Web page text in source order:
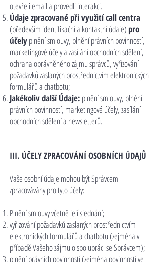
otevřeli email a provedli interakci.
Údaje zpracované při využití call centra
(především identifikační a kontaktní údaje) pro
účelyplnění smlouvy, plnění právních povinností,
marketingové účely a zasílání obchodních sdělení,
ochrana oprávněného zájmu správců, vyřizování
požadavků zaslaných prostřednictvím elektronických
formulářů a chatbotu;
Jakékoliv další Údaje: plnění smlouvy, plnění
právních povinností, marketingové účely, zasílání
obchodních sdělení a newsletterů.
III. ÚČELY ZPRACOVÁNÍ OSOBNÍCH ÚDAJŮ
Vaše osobní údaje mohou být Správcem
zpracovávány pro tyto účely:
Plnění smlouvy včetně její sjednání;
vyřizování požadavků zaslaných prostřednictvím
elektronických formulářů a chatbotu (zejména v
případě Vašeho zájmu o spolupráci se Správcem);
plnění právních povinností (zejména povinností ve